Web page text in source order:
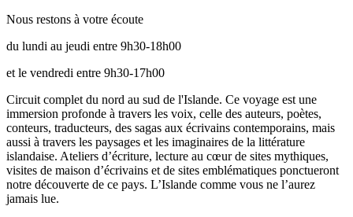
Nous restons à votre écoute
du lundi au jeudi entre 9h30-18h00
et le vendredi entre 9h30-17h00
Circuit complet du nord au sud de l'Islande. Ce voyage est une
immersion profonde à travers les voix, celle des auteurs, poètes,
conteurs, traducteurs, des sagas aux écrivains contemporains, mais
aussi à travers les paysages et les imaginaires de la littérature
islandaise. Ateliers d’écriture, lecture au cœur de sites mythiques,
visites de maison d’écrivains et de sites emblématiques ponctueront
notre découverte de ce pays. L’Islande comme vous ne l’aurez
jamais lue.